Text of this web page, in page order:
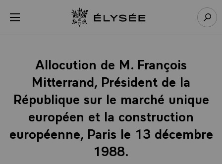
menu Retour à l’accueil Élysée
Allocution de M. François
Mitterrand, Président de la
République sur le marché unique
européen et la construction
européenne, Paris le 13 décembre
1988.
Panneau de gestion des cookies